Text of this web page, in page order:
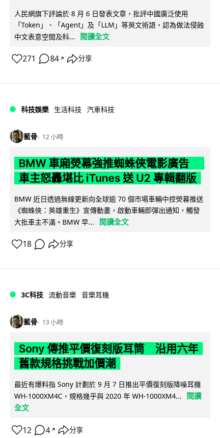
人民網旗下評論於 8 月 6 日發表文章，批評中國廣泛使用
「Token」、「Agent」及「LLM」等英文術語，認為做法侵蝕
中文表意空間及科...
閱讀全文
271 84 ↗ 分享
科技娛樂 生活科技 汽車科技
藍骨 12 小時
BMW 車廂熒幕強推蜘蛛俠電影廣告
車主怒轟堪比 iTunes 送 U2 專輯翻版
BMW 近日透過無線更新向全球逾 70 個市場車輛中控熒幕推送
《蜘蛛俠：英雄重生》宣傳動畫，啟動車輛即彈出通知，觸發
大批車主不滿。BMW 早...
閱讀全文
18 分享
3C科技 流動音樂 音樂耳機
藍骨 13 小時
Sony 傳推平價復刻版耳筒 沿用六年
舊款規格挑戰加價潮
最近有爆料指 Sony 計劃於 9 月 7 日推出平價復刻版降噪耳機
WH-1000XM4C，規格幾乎與 2020 年 WH-1000XM4...
閱讀
全文
12 4 ↗ 分享